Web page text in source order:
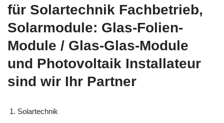
für Solartechnik Fachbetrieb,
Solarmodule: Glas-Folien-
Module / Glas-Glas-Module
und Photovoltaik Installateur
sind wir Ihr Partner
Solartechnik